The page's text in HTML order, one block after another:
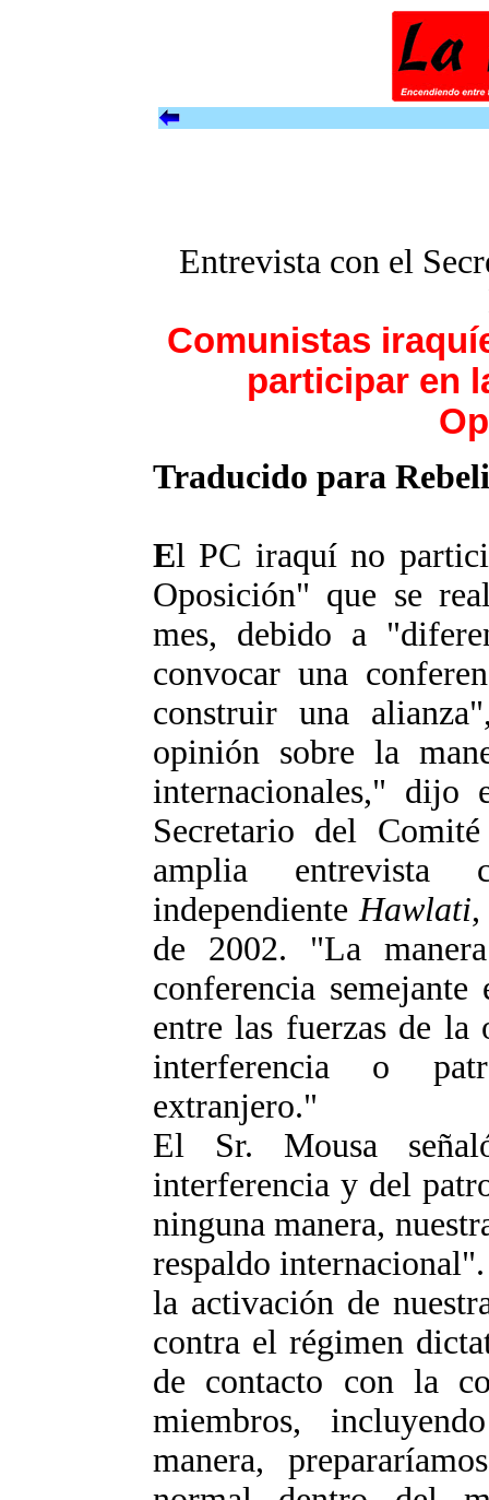
Entrevista con el
Comunistas
participar en
Traducido para
El PC iraquí no
Oposición" que se
mes, debido a
convocar una
construir una
opinión sobre la
internacionales," dijo
Secretario del
amplia entrevista
independiente Hawlati
de 2002. "La
conferencia semejante
entre las fuerzas de
interferencia o
extranjero."
El Sr. Mousa
interferencia y del
ninguna manera,
respaldo
la activación de
contra el régimen
de contacto con la
miembros,
manera,